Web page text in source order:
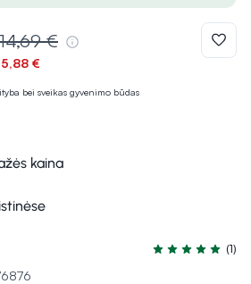
Įvertinimas 5.0
(1)
bei sveikas gyvenimo būdas
14,69 €
5,88 €
kaina